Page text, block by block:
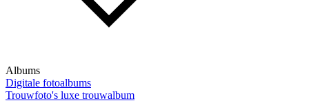
Albums
Digitale fotoalbums
Trouwfoto's luxe trouwalbum